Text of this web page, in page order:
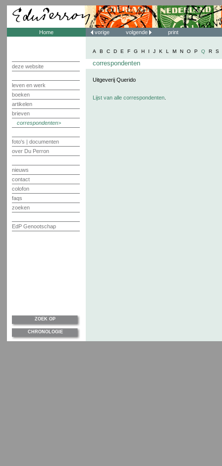
Home
deze website
leven en werk
boeken
artikelen
brieven
correspondenten
foto's | documenten
over Du Perron
nieuws
contact
colofon
faqs
zoeken
EdP Genootschap
vorige volgende print
A B C D E F G H I J K L M N O P Q R S
correspondenten
Uitgeverij Querido
Lijst van alle correspondenten.
ZOEK OP
CHRONOLOGIE